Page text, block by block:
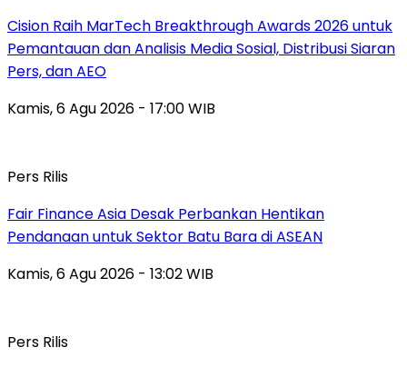
Cision Raih MarTech Breakthrough Awards 2026 untuk
Pemantauan dan Analisis Media Sosial, Distribusi Siaran
Pers, dan AEO
Kamis, 6 Agu 2026 - 17:00 WIB
Pers Rilis
Fair Finance Asia Desak Perbankan Hentikan
Pendanaan untuk Sektor Batu Bara di ASEAN
Kamis, 6 Agu 2026 - 13:02 WIB
Pers Rilis